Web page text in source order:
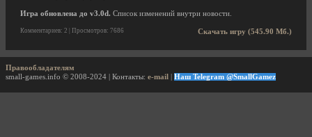
Игра обновлена до v3.0d. Список изменений внутри новости.
Скачать игру (545.90 Мб.)
Комментариев: 2 | Просмотров: 7686
Правообладателям
small-games.info © 2008-2024 | Контакты: e-mail Наш Telegram @SmallGamez